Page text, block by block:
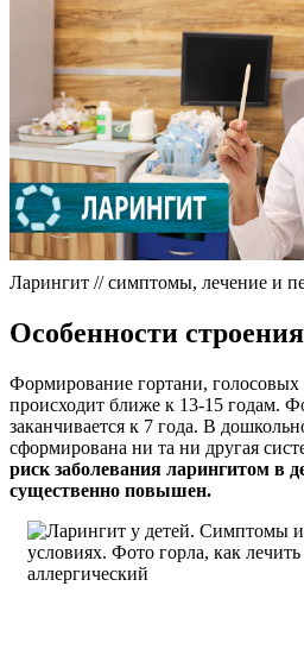
Ларингит // симптомы, лечение и
Особенности строения
Формирование гортани, голосовых
происходит ближе к 13-15 годам.
заканчивается к 7 года. В
сформирована ни та ни другая
риск заболевания ларингитом в
существенно повышен.